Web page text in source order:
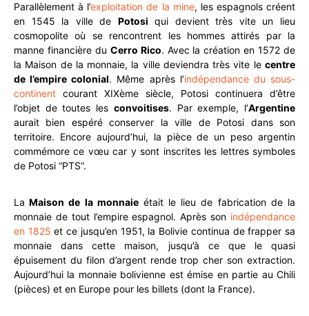
Parallèlement à l’exploitation de la mine, les espagnols créent
en 1545 la ville de Potosi qui devient très vite un lieu
cosmopolite où se rencontrent les hommes attirés par la
manne financière du Cerro Rico. Avec la création en 1572 de
la Maison de la monnaie, la ville deviendra très vite le centre
de l’empire colonial. Même après l’indépendance du sous-
continent courant XIXème siècle, Potosi continuera d’être
l’objet de toutes les convoitises. Par exemple, l’Argentine
aurait bien espéré conserver la ville de Potosi dans son
territoire. Encore aujourd’hui, la pièce de un peso argentin
commémore ce vœu car y sont inscrites les lettres symboles
de Potosi “PTS”.
La Maison de la monnaieétait le lieu de fabrication de la
monnaie de tout l’empire espagnol. Après son indépendance
en 1825 et ce jusqu’en 1951, la Bolivie continua de frapper sa
monnaie dans cette maison, jusqu’à ce que le quasi
épuisement du filon d’argent rende trop cher son extraction.
Aujourd’hui la monnaie bolivienne est émise en partie au Chili
(pièces) et en Europe pour les billets (dont la France).